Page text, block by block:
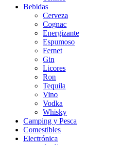
Bebidas
Cerveza
Cognac
Energizante
Espumoso
Fernet
Gin
Licores
Ron
Tequila
Vino
Vodka
Whisky
Camping y Pesca
Comestibles
Electrónica